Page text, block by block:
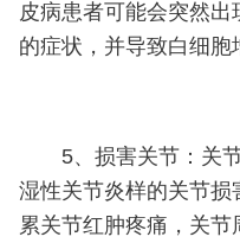
皮病患者可能会突然
的症状，并导致白细胞
5、损害关节：关节
湿性关节炎样的关节
累关节红肿疼痛，关节